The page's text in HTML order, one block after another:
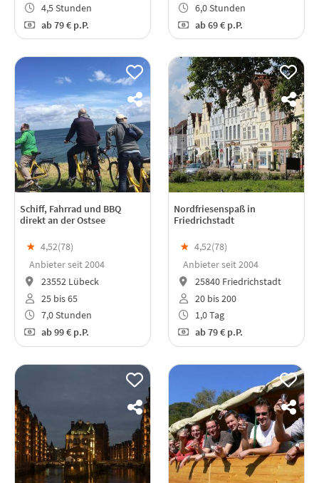
4,5 Stunden
ab79 € p.P.
6,0 Stunden
ab69 € p.P.
Schiff, Fahrrad und BBQ
direkt an der Ostsee
★ 4,52(78)
Anbieter seit 2004
23552 Lübeck
25 bis 65
7,0 Stunden
ab99 € p.P.
Nordfriesenspaß in
Friedrichstadt
★ 4,52(78)
Anbieter seit 2004
25840 Friedrichstadt
20 bis 200
1,0 Tag
ab79 € p.P.